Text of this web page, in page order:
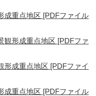
成重点地区 [PDFファイル
観形成重点地区 [PDFファ
形成重点地区 [PDFファイ
成重点地区 [PDFファイル